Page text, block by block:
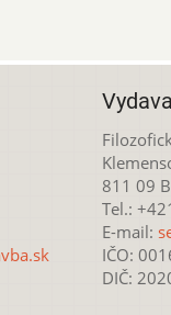
811 09
Tel.:
E-mail:
IČO:
DIČ: